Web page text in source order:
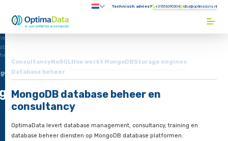
Terug naar de startpagina
Submenu:Technisch advies? +31353690304
Database beheer
consultancy